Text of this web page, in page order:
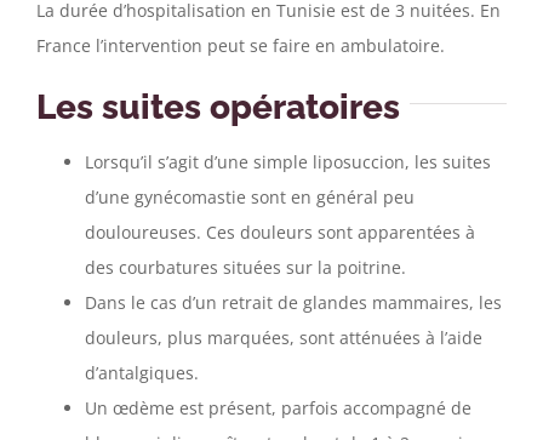
La durée d’hospitalisation en Tunisie est de 3 nuitées. En
France l’intervention peut se faire en ambulatoire.
Les suites opératoires
Lorsqu’il s’agit d’une simple liposuccion, les suites
d’une gynécomastie sont en général peu
douloureuses. Ces douleurs sont apparentées à
des courbatures situées sur la poitrine.
Dans le cas d’un retrait de glandes mammaires, les
douleurs, plus marquées, sont atténuées à l’aide
d’antalgiques.
Un œdème est présent, parfois accompagné de